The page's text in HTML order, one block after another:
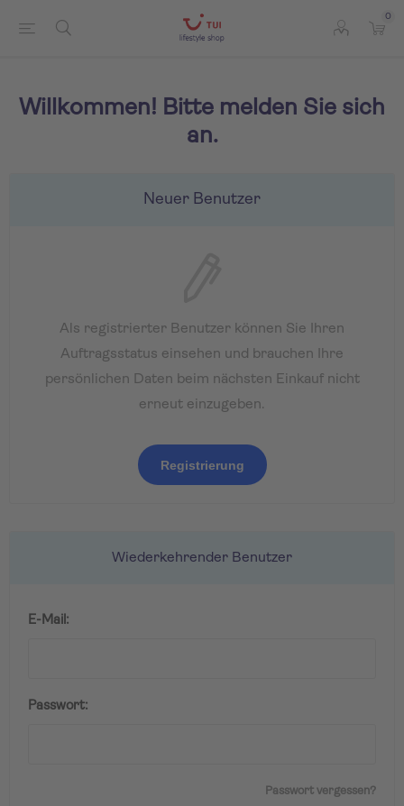
0
Willkommen! Bitte melden Sie sich
an.
Neuer Benutzer
Als registrierter Benutzer können Sie Ihren
Auftragsstatus einsehen und brauchen Ihre
persönlichen Daten beim nächsten Einkauf nicht
erneut einzugeben.
Registrierung
Wiederkehrender Benutzer
E-Mail:
Passwort:
Passwort vergessen?